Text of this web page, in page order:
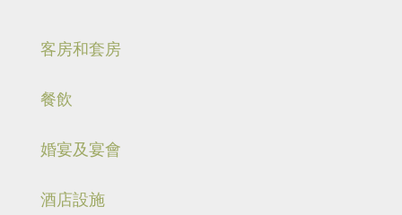
客房和套房
餐飲
婚宴及宴會
酒店設施